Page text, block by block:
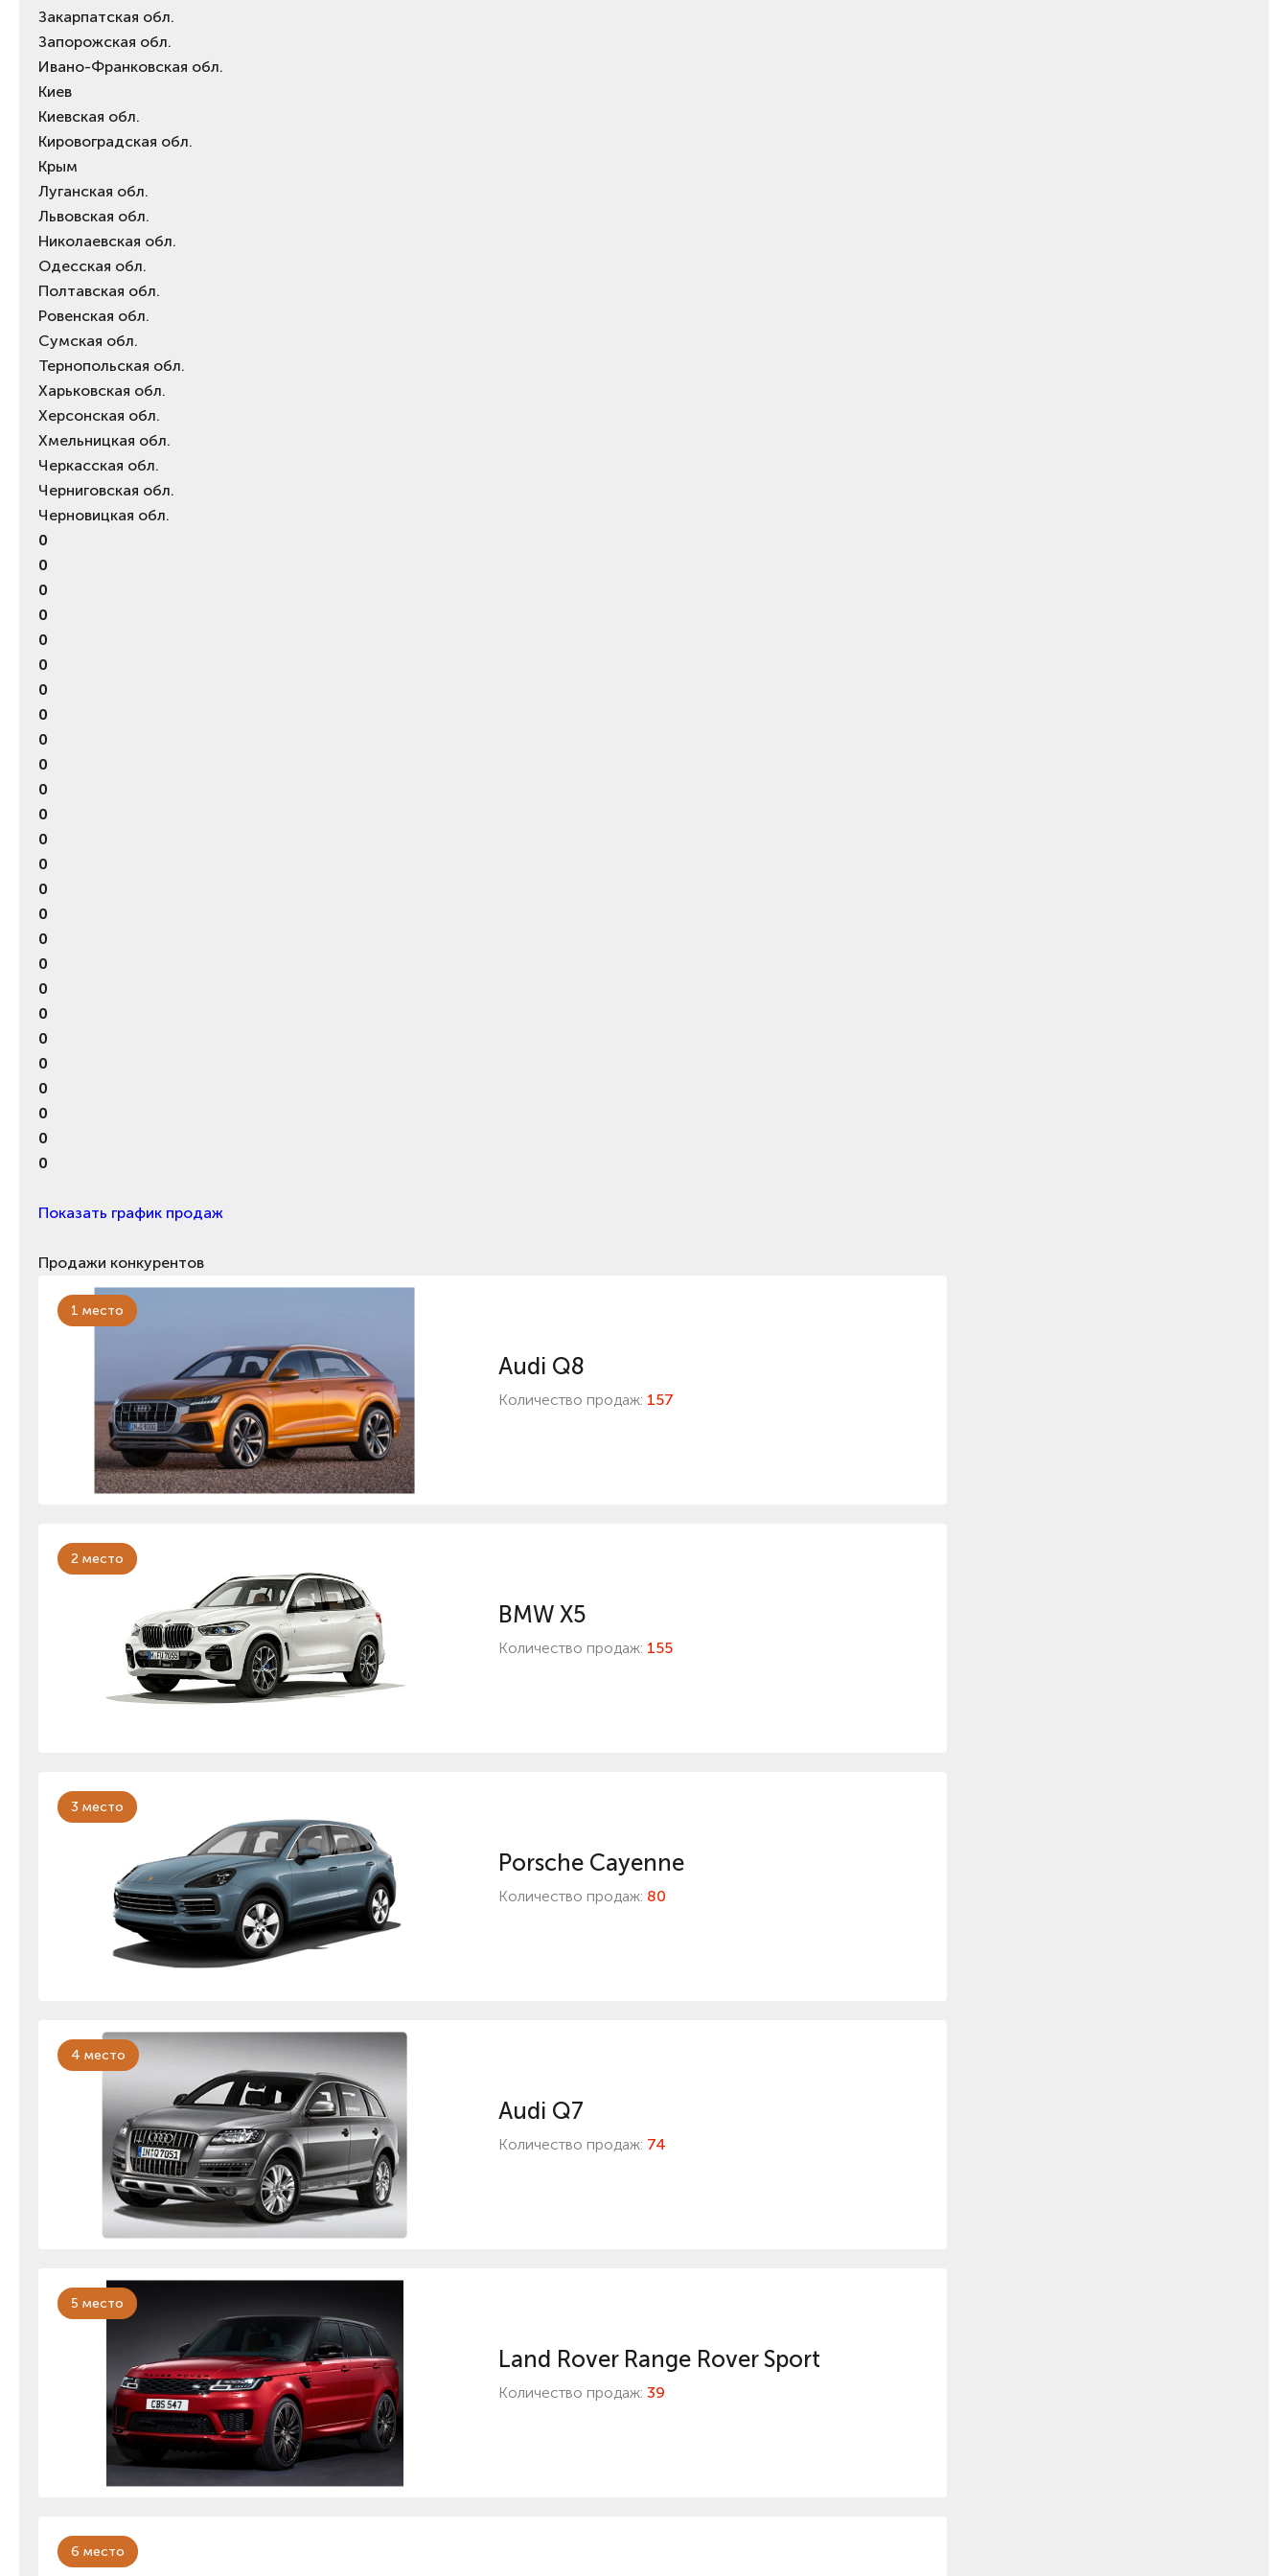
Закарпатская обл.
Запорожская обл.
Ивано-Франковская обл.
Киев
Киевская обл.
Кировоградская обл.
Крым
Луганская обл.
Львовская обл.
Николаевская обл.
Одесская обл.
Полтавская обл.
Ровенская обл.
Сумская обл.
Тернопольская обл.
Харьковская обл.
Херсонская обл.
Хмельницкая обл.
Черкасская обл.
Черниговская обл.
Черновицкая обл.
0
0
0
0
0
0
0
0
0
0
0
0
0
0
0
0
0
0
0
0
0
0
0
0
0
0
Показать график продаж
Продажи конкурентов
1 место
Audi Q8
Количество продаж: 157
2 место
BMW X5
Количество продаж: 155
3 место
Porsche Cayenne
Количество продаж: 80
4 место
Audi Q7
Количество продаж: 74
5 место
Land Rover Range Rover Sport
Количество продаж: 39
6 место